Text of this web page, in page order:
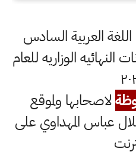
العربية السادس
النهائيه الوزاريه للعام
لاصحابها ولموقع
عباس المهداوي على